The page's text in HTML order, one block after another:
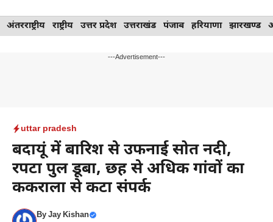
Skip
to
अंतरराष्ट्रीय राष्ट्रीय उत्तर प्रदेश उत्तराखंड पंजाब हरियाणा झारखण्ड
---Advertisement---
uttar pradesh
बदायूं में बारिश से उफनाई सोत नदी,
रपटा पुल डूबा, छह से अधिक गांवों का
ककराला से कटा संपर्क
ByJay Kishan